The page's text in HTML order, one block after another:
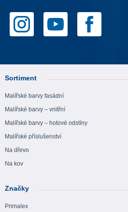
Sortiment
Malířské barvy fasádní
Malířské barvy – vnitřní
Malířské barvy – hotové odstíny
Malířské příslušenství
Na dřevo
Na kov
Značky
Primalex